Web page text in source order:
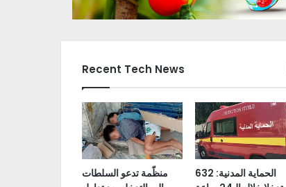
Recent Tech News
منظّمة تدعو السلطات
الحماية المدنية: 632